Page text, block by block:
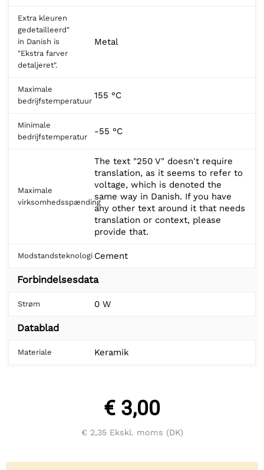
Extra kleuren
gedetailleerd"
in Danish is
"Ekstra farver
detaljeret".
Metal
Maximale
bedrijfstemperatuur
155 °C
Minimale
bedrijfstemperatur
-55 °C
Maximale
virksomhedsspænding
The text "250 V" doesn't require
translation, as it seems to refer to
voltage, which is denoted the
same way in Danish. If you have
any other text around it that needs
translation or context, please
provide that.
Modstandsteknologi Cement
Forbindelsesdata
Strøm 0 W
Datablad
Materiale Keramik
€ 3,00
€ 2,35Ekskl. moms (DK)